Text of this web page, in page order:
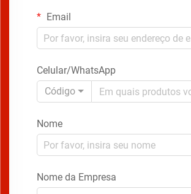
Email
Celular/WhatsApp
Código
Nome
Nome da Empresa